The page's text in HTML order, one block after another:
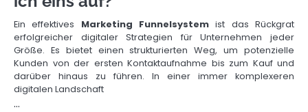
Ein effektives Marketing Funnelsystem ist das Rückgrat
erfolgreicher digitaler Strategien für Unternehmen jeder
Größe. Es bietet einen strukturierten Weg, um potenzielle
Kunden von der ersten Kontaktaufnahme bis zum Kauf und
darüber hinaus zu führen. In einer immer komplexeren
digitalen Landschaft
…